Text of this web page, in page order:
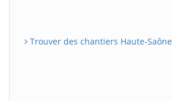
Trouver des chantiers Haute-Saône